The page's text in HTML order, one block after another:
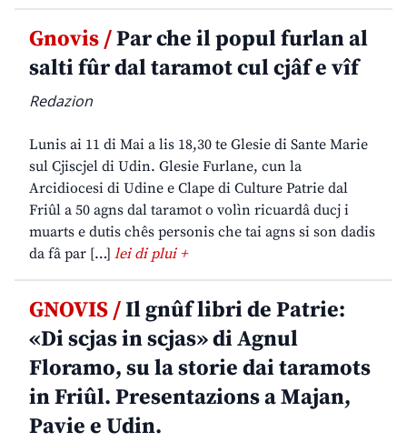
Gnovis /Par che il popul furlan al
salti fûr dal taramot cul cjâf e vîf
Redazion
Lunis ai 11 di Mai a lis 18,30 te Glesie di Sante Marie
sul Cjiscjel di Udin. Glesie Furlane, cun la
Arcidiocesi di Udine e Clape di Culture Patrie dal
Friûl a 50 agns dal taramot o volìn ricuardâ ducj i
muarts e dutis chês personis che tai agns si son dadis
da fâ par […] lei di plui +
GNOVIS /Il gnûf libri de Patrie:
«Di scjas in scjas» di Agnul
Floramo, su la storie dai taramots
in Friûl. Presentazions a Majan,
Pavie e Udin.